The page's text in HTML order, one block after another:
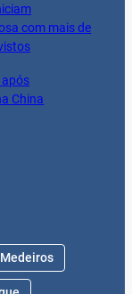
com mais de
após
China